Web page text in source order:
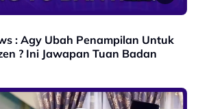
: Agy Ubah Penampilan Untuk
? Ini Jawapan Tuan Badan